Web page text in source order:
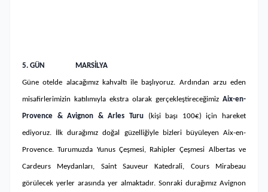
5. GÜN MARSİLYA
Güne otelde alacağımız kahvaltı ile başlıyoruz. Ardından arzu eden
misafirlerimizin katılımıyla ekstra olarak gerçekleştireceğimiz Aix-en-
Provence & Avignon & Arles Turu (kişi başı 100€) için hareket
ediyoruz. İlk durağımızdoğal güzelliğiyle bizleri büyüleyen Aix-en-
Provence. Turumuzda Yunus Çeşmesi, Rahipler Çeşmesi Albertas ve
Cardeurs Meydanları, Saint Sauveur Katedrali, Cours Mirabeau
görülecek yerler arasında yer almaktadır. Sonraki durağımız Avignon